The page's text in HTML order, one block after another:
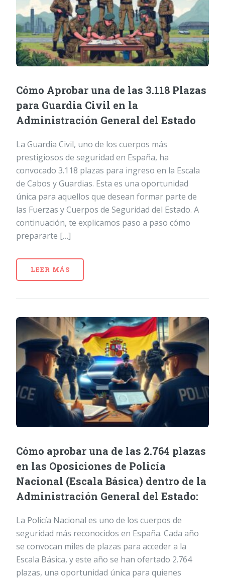
Cómo Aprobar una de las 3.118 Plazas
para Guardia Civil en la
Administración General del Estado
La Guardia Civil, uno de los cuerpos más
prestigiosos de seguridad en España, ha
convocado 3.118 plazas para ingreso en la Escala
de Cabos y Guardias. Esta es una oportunidad
única para aquellos que desean formar parte de
las Fuerzas y Cuerpos de Seguridad del Estado. A
continuación, te explicamos paso a paso cómo
prepararte […]
LEER MÁS
Cómo aprobar una de las 2.764 plazas
en las Oposiciones de Policía
Nacional (Escala Básica) dentro de la
Administración General del Estado:
La Policía Nacional es uno de los cuerpos de
seguridad más reconocidos en España. Cada año
se convocan miles de plazas para acceder a la
Escala Básica, y este año se han ofertado 2.764
plazas, una oportunidad única para quienes